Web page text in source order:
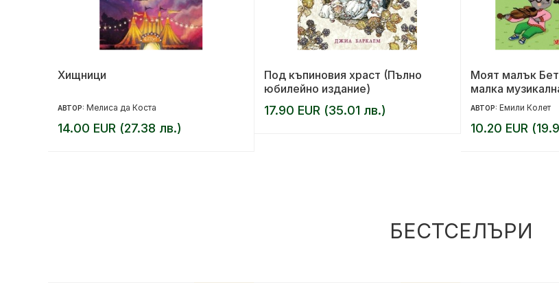
Хищници
АВТОР: Мелиса да Коста
14.00 EUR (27.38 лв.)
Под къпиновия храст (Пълно
юбилейно издание)
17.90 EUR (35.01 лв.)
Моят малък
малка
АВТОР: Емили Колет
10.20 EUR
БЕСТСЕЛЪРИ